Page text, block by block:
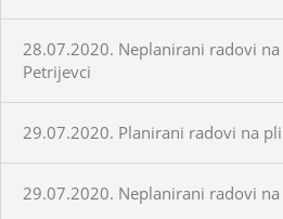
28.07.2020. Neplanirani radovi
Petrijevci
29.07.2020. Planirani radovi na
29.07.2020. Neplanirani radovi